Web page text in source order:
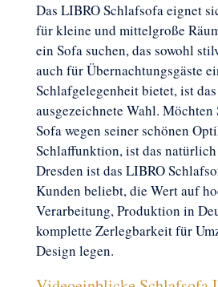
Das LIBRO Schlafsofa eignet
für kleine und mittelgroße
ein Sofa suchen, das sowohl
auch für Übernachtungsgäste
Schlafgelegenheit bietet, ist
ausgezeichnete Wahl. Möchten
Sofa wegen seiner schönen
Schlaffunktion, ist das
Dresden ist das LIBRO
Kunden beliebt, die Wert auf
Verarbeitung, Produktion in
komplette Zerlegbarkeit für
Design legen.